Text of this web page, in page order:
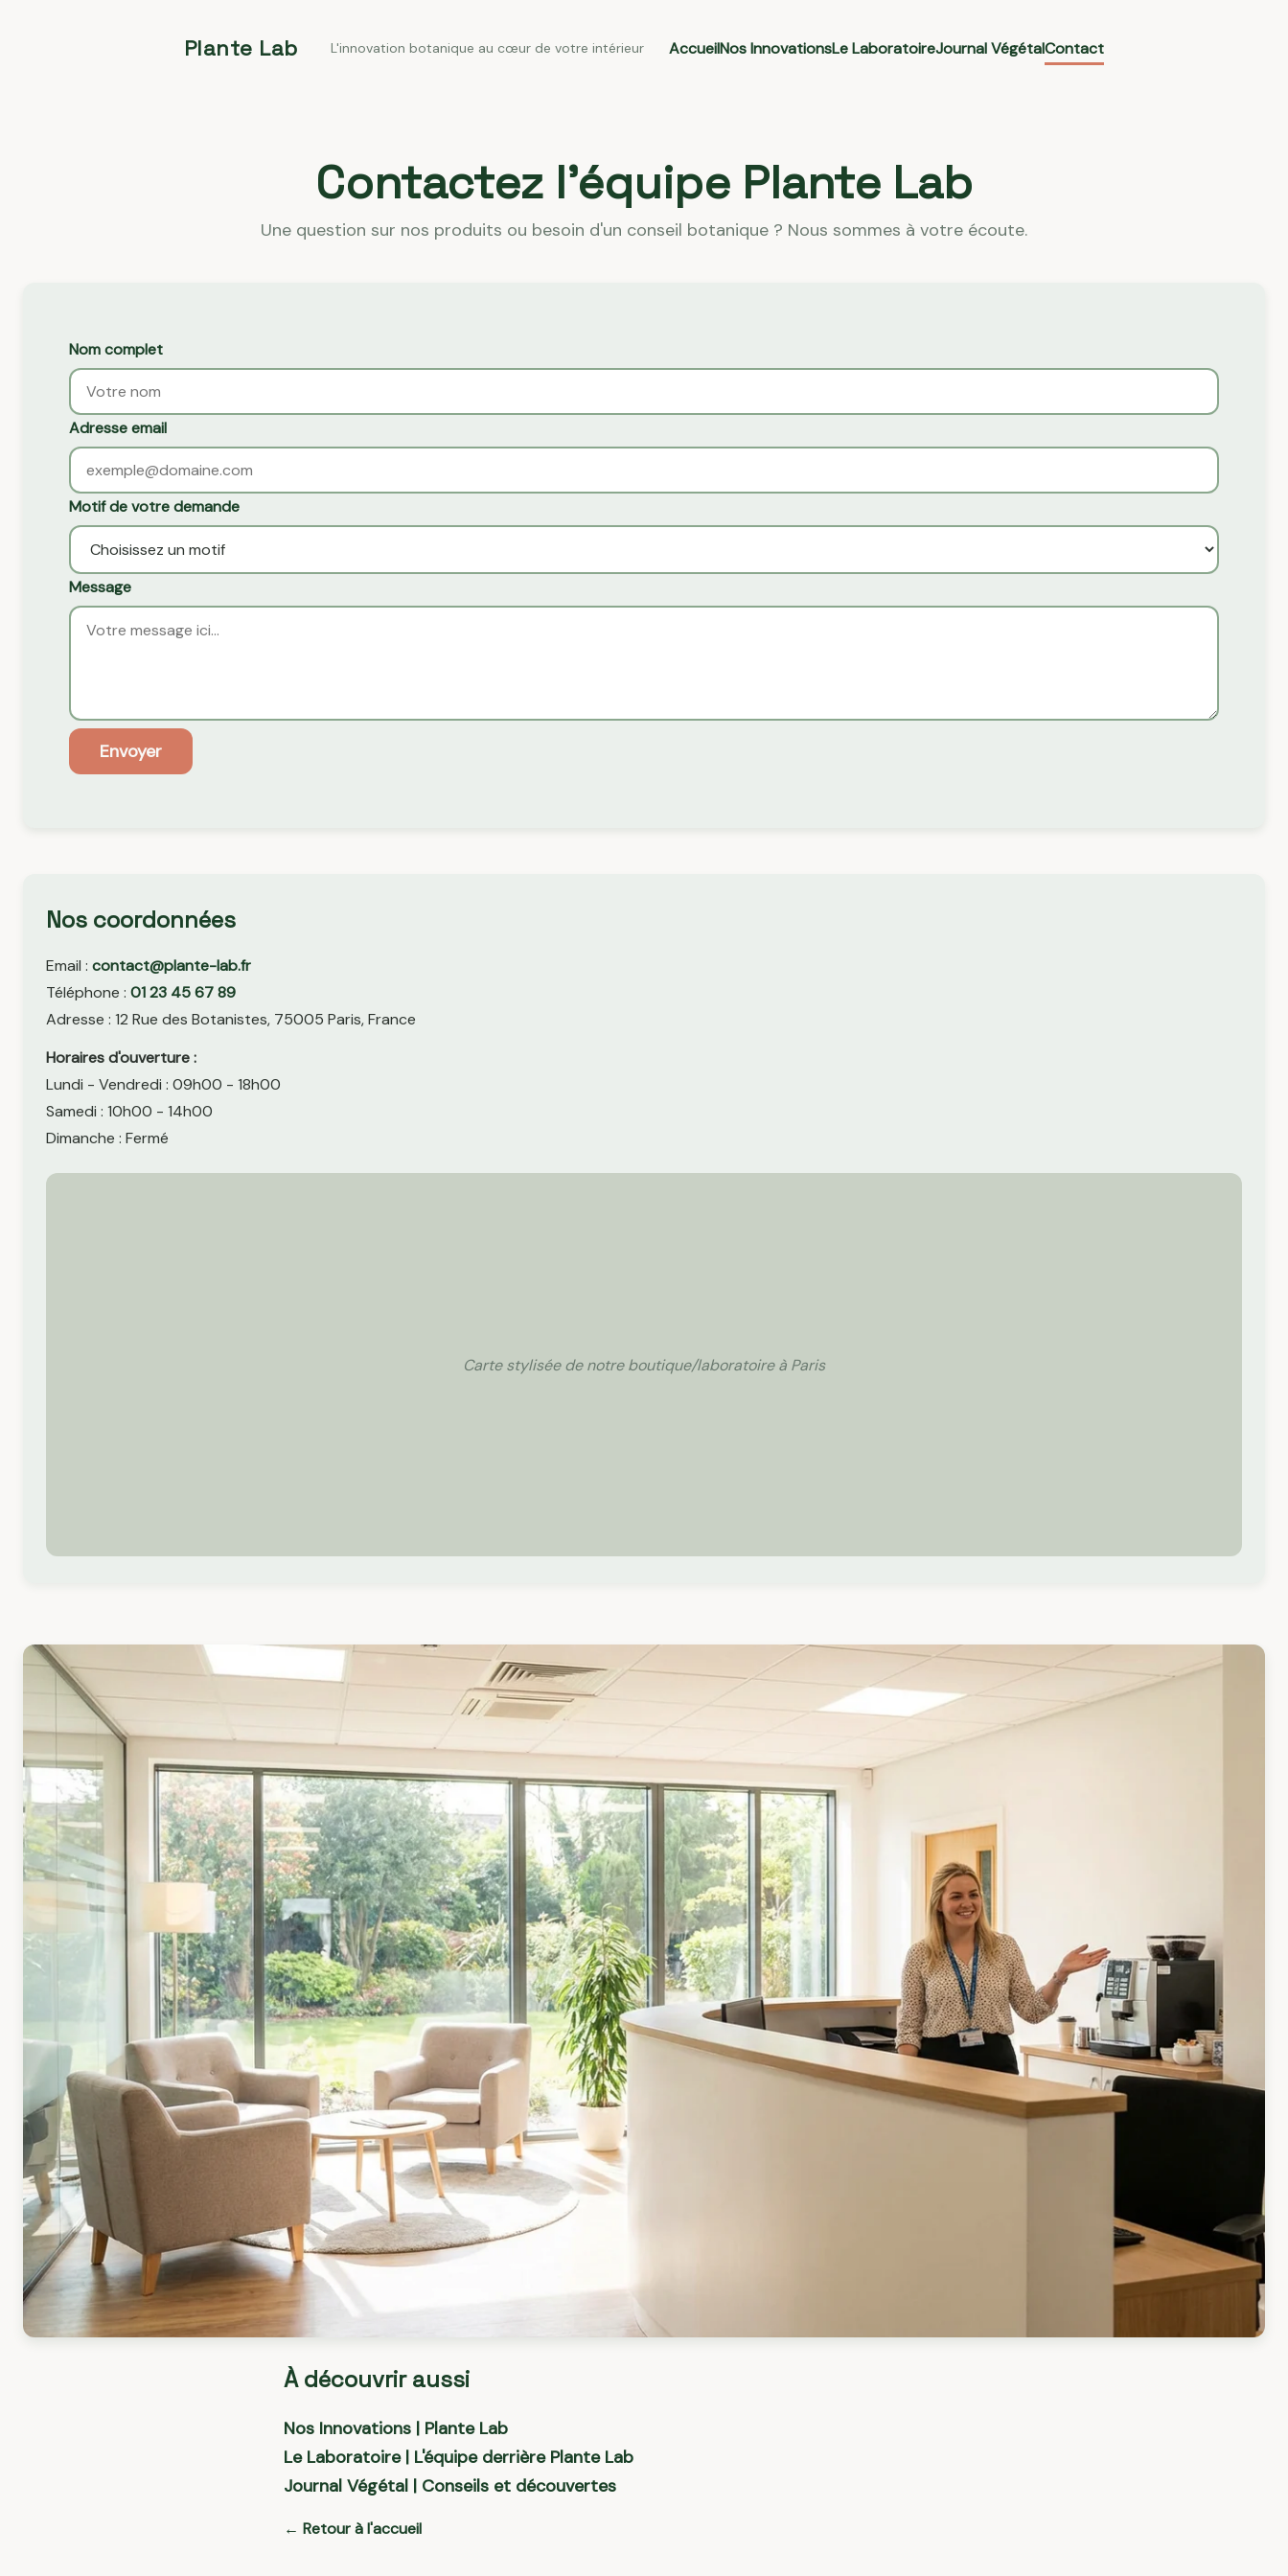
Plante Lab L'innovation botanique au cœur de votre intérieur AccueilNos InnovationsLe LaboratoireJournal VégétalContact
Contactez l'équipe Plante Lab
Une question sur nos produits ou besoin d'un conseil botanique ? Nous sommes à votre écoute.
Nom complet
Adresse email
Motif de votre demande
Message
Envoyer
Nos coordonnées
Email : contact@plante-lab.fr
Téléphone : 01 23 45 67 89
Adresse : 12 Rue des Botanistes, 75005 Paris, France
Horaires d'ouverture :
Lundi - Vendredi : 09h00 - 18h00
Samedi : 10h00 - 14h00
Dimanche : Fermé
À découvrir aussi
Nos Innovations | Plante Lab
Le Laboratoire | L'équipe derrière Plante Lab
Journal Végétal | Conseils et découvertes
← Retour à l'accueil